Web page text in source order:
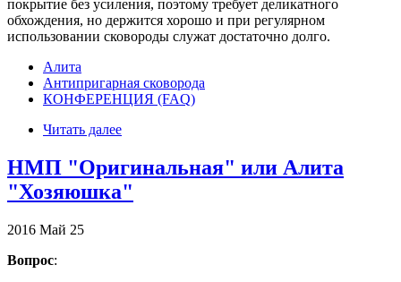
покрытие без усиления, поэтому требует деликатного
обхождения, но держится хорошо и при регулярном
использовании сковороды служат достаточно долго.
Алита
Антипригарная сковорода
КОНФЕРЕНЦИЯ (FAQ)
Читать далее
НМП "Оригинальная" или Алита
"Хозяюшка"
2016 Май 25
Вопрос: